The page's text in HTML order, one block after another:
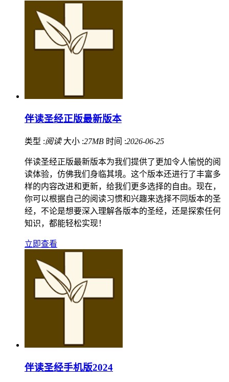
伴读圣经正版最新版本
类型 :阅读 大小 :27MB 时间 :2026-06-25
伴读圣经正版最新版本为我们提供了更加令人愉悦的阅
读体验，仿佛我们身临其境。这个版本还进行了丰富多
样的内容改进和更新，给我们更多选择的自由。现在，
你可以根据自己的阅读习惯和兴趣来选择不同版本的圣
经，不论是想要深入理解各版本的圣经，还是探索任何
知识，都能轻松实现！
立即查看
伴读圣经手机版2024